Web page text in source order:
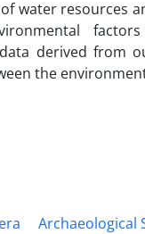
water resources
derived from
the
Archaeological